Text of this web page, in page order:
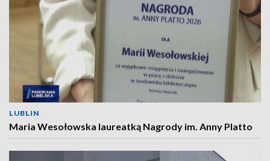
LUBLIN
Maria Wesołowska laureatką Nagrody im. Anny Platto